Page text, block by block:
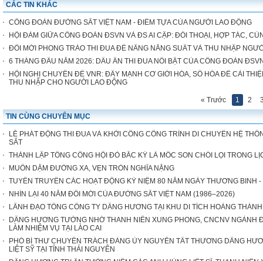
CÁC TIN KHÁC
CÔNG ĐOÀN ĐƯỜNG SẮT VIỆT NAM - ĐIỂM TỰA CỦA NGƯỜI LAO ĐỘNG
HỘI ĐÀM GIỮA CÔNG ĐOÀN ĐSVN VÀ ĐS AI CẬP: ĐỐI THOẠI, HỢP TÁC,
ĐỔI MỚI PHONG TRÀO THI ĐUA ĐỂ NÂNG NĂNG SUẤT VÀ THU NHẬP
6 THÁNG ĐẦU NĂM 2026: DẤU ẤN THI ĐUA NỔI BẬT CỦA CÔNG ĐOÀN
HỘI NGHỊ CHUYÊN ĐỀ VNR: ĐẨY MẠNH CƠ GIỚI HÓA, SỐ HÓA ĐỂ CẢI
THU NHẬP CHO NGƯỜI LAO ĐỘNG
« Trước 1 2
TIN CÙNG CHUYÊN MỤC
LỄ PHÁT ĐỘNG THI ĐUA VÀ KHỞI CÔNG CÔNG TRÌNH DI CHUYỂN HỆ
SẮT
THÀNH LẬP TỔNG CÔNG HỘI ĐỎ BẮC KỲ LÀ MỐC SON CHÓI LỌI TRONG
MUÔN DẶM ĐƯỜNG XA, VẸN TRÒN NGHĨA NẶNG
TUYÊN TRUYỀN CÁC HOẠT ĐỘNG KỶ NIỆM 80 NĂM NGÀY THƯƠNG BINH
NHÌN LẠI 40 NĂM ĐỔI MỚI CỦA ĐƯỜNG SẮT VIỆT NAM (1986–2026)
LÃNH ĐẠO TỔNG CÔNG TY DÂNG HƯƠNG TẠI KHU DI TÍCH HOÀNG
DÂNG HƯƠNG TƯỞNG NHỚ THANH NIÊN XUNG PHONG, CNCNV NGÀNH
LÀM NHIỆM VỤ TẠI LÀO CAI
PHÓ BÍ THƯ CHUYÊN TRÁCH ĐẢNG ỦY NGUYỄN TẤT THƯƠNG DÂNG
LIỆT SỸ TẠI TỈNH THÁI NGUYÊN